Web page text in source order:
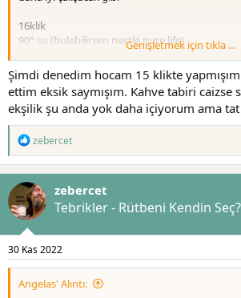
16klik
90° su (bulabilirsen nestle pure life)
60x4 döküş iyi bir çıkış noktası olabilir
Genişletmek için tıkla ...
Şimdi denedim hocam 15 klikte
ettim eksik saymışım. Kahve tabiri caizse
ekşilik şu anda yok daha içiyorum ama
T
e
p
k
i
l
e
r
zebercet
zebercet
Tebrikler - Rütbeni Kendin Seç?
30 Kas 2022
Angelas' Alıntı: